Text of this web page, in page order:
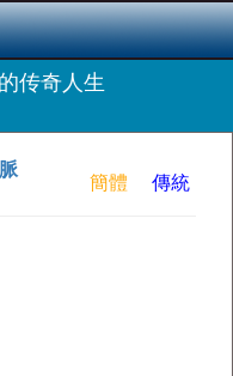
传奇人生
簡體 傳統